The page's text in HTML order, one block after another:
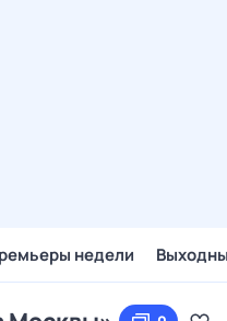
недели